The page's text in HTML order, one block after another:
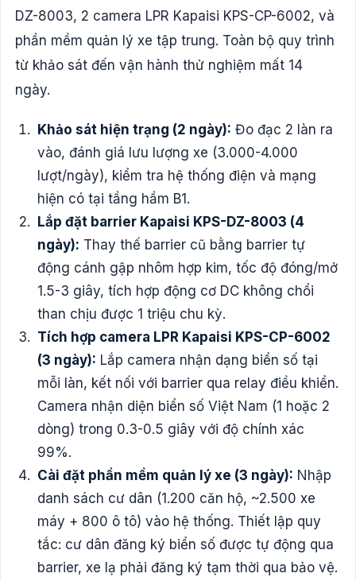
DZ-8003, 2 camera LPR Kapaisi KPS-CP-6002, và
phần mềm quản lý xe tập trung. Toàn bộ quy trình
từ khảo sát đến vận hành thử nghiệm mất 14
ngày.
Khảo sát hiện trạng (2 ngày): Đo đạc 2 làn ra
vào, đánh giá lưu lượng xe (3.000-4.000
lượt/ngày), kiểm tra hệ thống điện và mạng
hiện có tại tầng hầm B1.
Lắp đặt barrier Kapaisi KPS-DZ-8003 (4
ngày): Thay thế barrier cũ bằng barrier tự
động cánh gập nhôm hợp kim, tốc độ đóng/mở
1.5-3 giây, tích hợp động cơ DC không chổi
than chịu được 1 triệu chu kỳ.
Tích hợp camera LPR Kapaisi KPS-CP-6002
(3 ngày): Lắp camera nhận dạng biển số tại
mỗi làn, kết nối với barrier qua relay điều khiển.
Camera nhận diện biển số Việt Nam (1 hoặc 2
dòng) trong 0.3-0.5 giây với độ chính xác
99%.
Cài đặt phần mềm quản lý xe (3 ngày): Nhập
danh sách cư dân (1.200 căn hộ, ~2.500 xe
máy + 800 ô tô) vào hệ thống. Thiết lập quy
tắc: cư dân đăng ký biển số được tự động qua
barrier, xe lạ phải đăng ký tạm thời qua bảo vệ.